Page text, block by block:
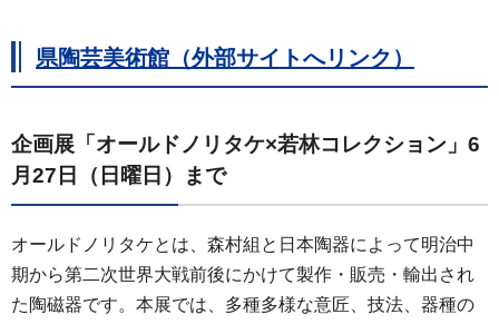
県陶芸美術館（外部サイトへリンク）
企画展「オールドノリタケ×若林コレクション」6
月27日（日曜日）まで
オールドノリタケとは、森村組と日本陶器によって明治中
期から第二次世界大戦前後にかけて製作・販売・輸出され
た陶磁器です。本展では、多種多様な意匠、技法、器種の